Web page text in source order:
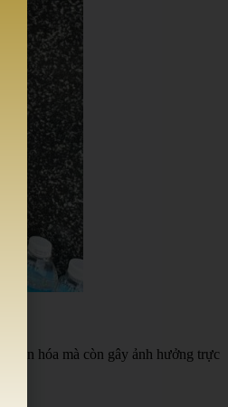
văn hóa mà còn gây ảnh hưởng trực